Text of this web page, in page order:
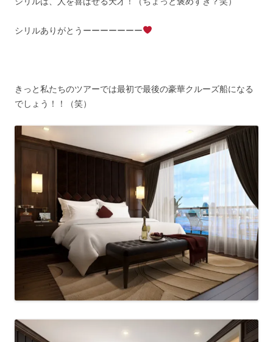
シリルありがとうーーーーーーー
きっと私たちのツアーでは最初で最後の豪華クルーズ船になる
でしょう！！（笑）